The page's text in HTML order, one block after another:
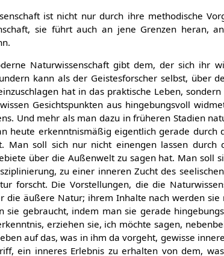
ist nicht nur durch ihre methodische
sie führt auch an jene Grenzen heran,
Naturwissenschaft gibt dem, der sich ihr
kann als der Geistesforscher selbst, über
hat in das praktische Leben,
Gesichtspunkten aus hingebungsvoll
Und mehr als man dazu in früheren Stadien
heute erkenntnismäßig eigentlich gerade durch
Man soll sich nur nicht einengen lassen durch
über die Außenwelt zu sagen hat. Man soll
zu einer inneren Zucht des
forscht. Die Vorstellungen, die die
die äußere Natur; ihrem Inhalte nach werden sie
sie gebraucht, indem man sie gerade
erziehen sie, ich möchte sagen,
auf das, was in ihm da vorgeht, gewisse
ein inneres Erlebnis zu erhalten von dem,